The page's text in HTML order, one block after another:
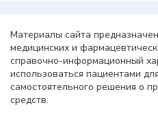
Материалы сайта
медицинских и
справочно-информационный
использоваться пациентами
самостоятельного решения о
средств.